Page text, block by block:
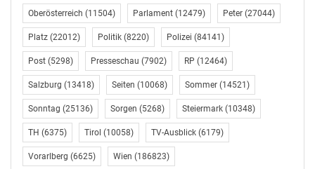
Stattersdorfer Hauptstraße 100, 3100 Sankt Pölten
Christoph Riedl-Daser,
Bereichsleiter Solidarität, Kommunikation & Soziales,
Caritas der Diözese St. Pölten
Tel: 0676 838 44 7700 christoph.riedl-
daser@stpoelten.caritas.at
Mag. (FH) Martin Gantner Bakk.
Oberösterreich (11504) Parlament (12479) Peter (27044)
Platz (22012) Politik (8220) Polizei (84141)
Post (5298) Presseschau (7902) RP (12464)
Salzburg (13418) Seiten (10068) Sommer (14521)
Sonntag (25136) Sorgen (5268) Steiermark (10348)
TH (6375) Tirol (10058) TV-Ausblick (6179)
Vorarlberg (6625) Wien (186823)